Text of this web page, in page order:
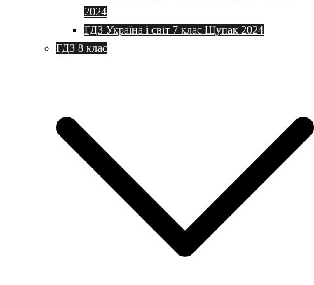
2024
ГДЗ Україна і світ 7 клас Щупак 2024
ГДЗ 8 клас